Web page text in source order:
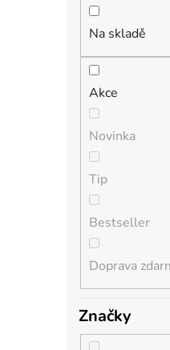
Na skladě
Akce
Novinka
Tip
Bestseller
Doprava
Značky